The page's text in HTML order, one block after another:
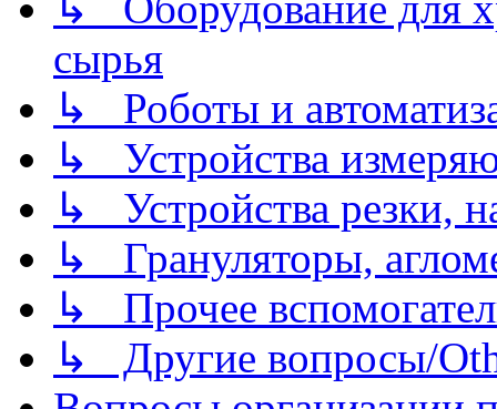
сырья
↳ Роботы и
↳ Устройства
↳ Устройства резки,
↳ Грануляторы,
↳ Прочее
↳ Другие вопросы/